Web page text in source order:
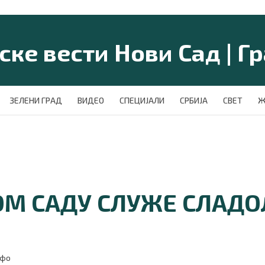
ЗЕЛЕНИ ГРАД ВИДЕО СПЕЦИЈАЛИ СРБИЈА СВЕТ
САДУ СЛУЖЕ